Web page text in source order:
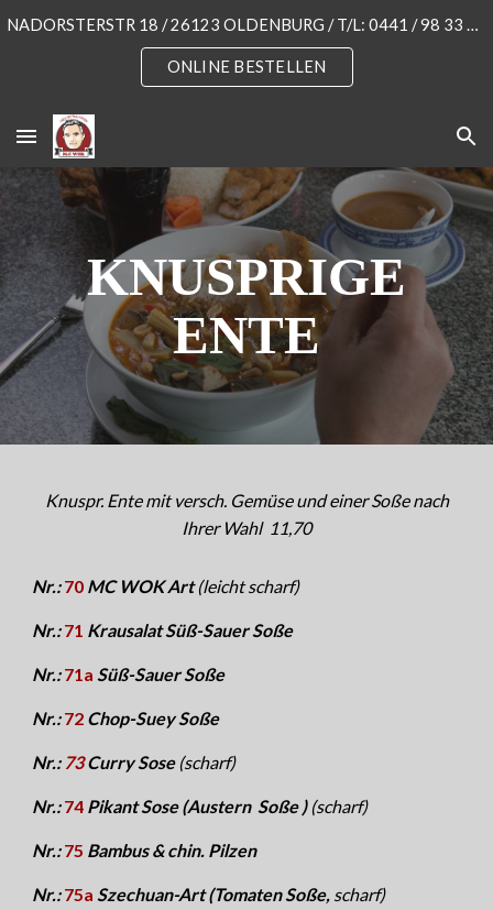
NADORSTERSTR 18 / 26123 OLDENBURG / T/L: 0441 / 98 33 55 3
ONLINE BESTELLEN
KNUSPRIGE
ENTE
Knuspr.Ente mit versch. Gemüse und einer Soße nach
Ihrer Wahl 11,70
Nr.:70 MC WOK Art(leicht scharf)
Nr.:71 Krausalat Süß-Sauer Soße
Nr.:71a Süß-Sauer Soße
Nr.:72 Chop-Suey Soße
Nr.: 73Curry Sose (scharf)
Nr.:74 Pikant Sose (Austern Soße ) (scharf)
Nr.:75 Bambus & chin. Pilzen
Nr.:75a Szechuan-Art (Tomaten Soße, scharf)